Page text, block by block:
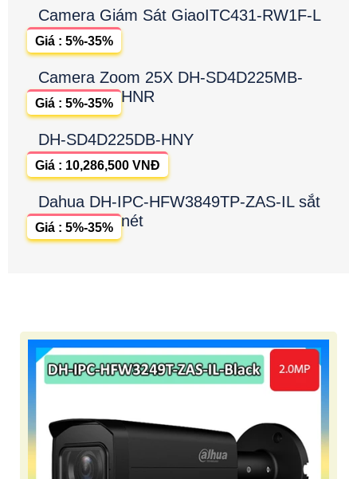
Camera Giám Sát GiaoITC431-RW1F-L
Giá : 5%-35%
Camera Zoom 25X DH-SD4D225MB-
HNR
Giá : 5%-35%
DH-SD4D225DB-HNY
Giá : 10,286,500 VNĐ
Dahua DH-IPC-HFW3849TP-ZAS-IL sắt
nét
Giá : 5%-35%